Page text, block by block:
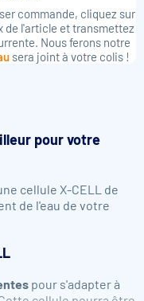
commande, cliquez sur
de l'article et transmettez
Nous ferons notre
sera joint à votre colis !
pour votre
cellule X-CELL de
de l'eau de votre
pour s'adapter à